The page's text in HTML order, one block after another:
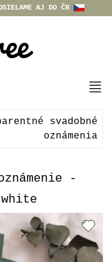
AJ DO ČR
svadobné
oznámenia
-